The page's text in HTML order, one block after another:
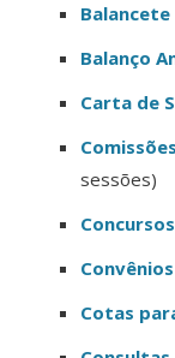
Balancete
Balanço
Carta de
Comissões
sessões)
Cotas